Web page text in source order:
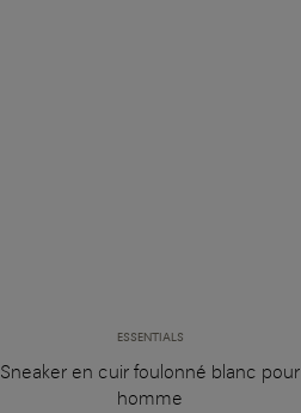
ESSENTIALS
Sneaker en cuir foulonné blanc pour
homme